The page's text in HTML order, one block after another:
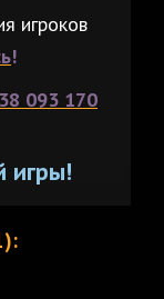
игроков
!
093 170
игры!